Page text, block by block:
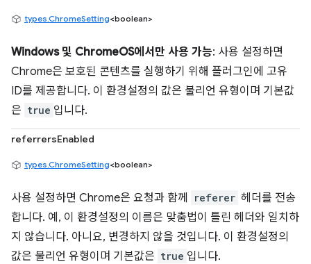
types.ChromeSetting<boolean>
Windows 및 ChromeOS에서만 사용 가능: 사용 설정하면
Chrome은 보호된 콘텐츠를 실행하기 위해 플러그인에 고유
ID를 제공합니다. 이 환경설정의 값은 불리언 유형이며 기본값
은 true 입니다.
referrersEnabled
types.ChromeSetting<boolean>
사용 설정하면 Chrome은 요청과 함께 referer 헤더를 전송
합니다. 예, 이 환경설정의 이름은 맞춤법이 틀린 헤더와 일치하
지 않습니다. 아니요, 변경하지 않을 것입니다. 이 환경설정의
값은 불리언 유형이며 기본값은 true 입니다.